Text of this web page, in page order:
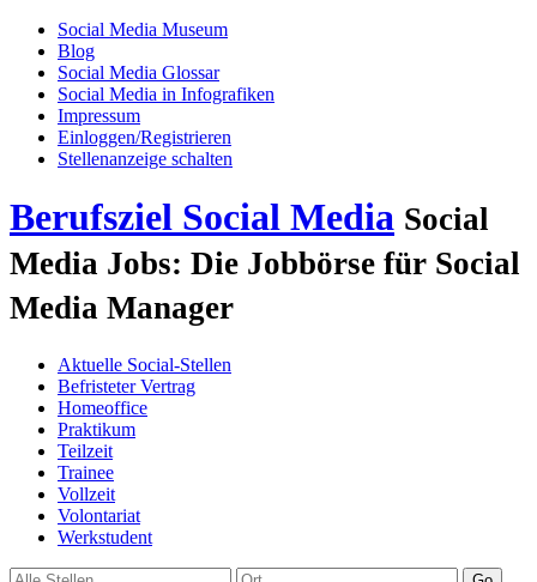
Social Media Museum
Blog
Social Media Glossar
Social Media in Infografiken
Impressum
Einloggen/Registrieren
Stellenanzeige schalten
Berufsziel Social Media Social
Media Jobs: Die Jobbörse für Social
Media Manager
Aktuelle Social-Stellen
Befristeter Vertrag
Homeoffice
Praktikum
Teilzeit
Trainee
Vollzeit
Volontariat
Werkstudent